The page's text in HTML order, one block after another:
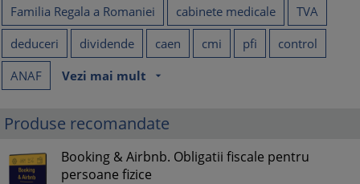
Familia Regala a Romaniei
cabinete medicale
TVA
deduceri
dividende caen cmi pfi
control
ANAF
Vezi mai mult arrow_drop_down
Produse recomandate
Booking & Airbnb. Obligatii fiscale pentru
persoane fizice